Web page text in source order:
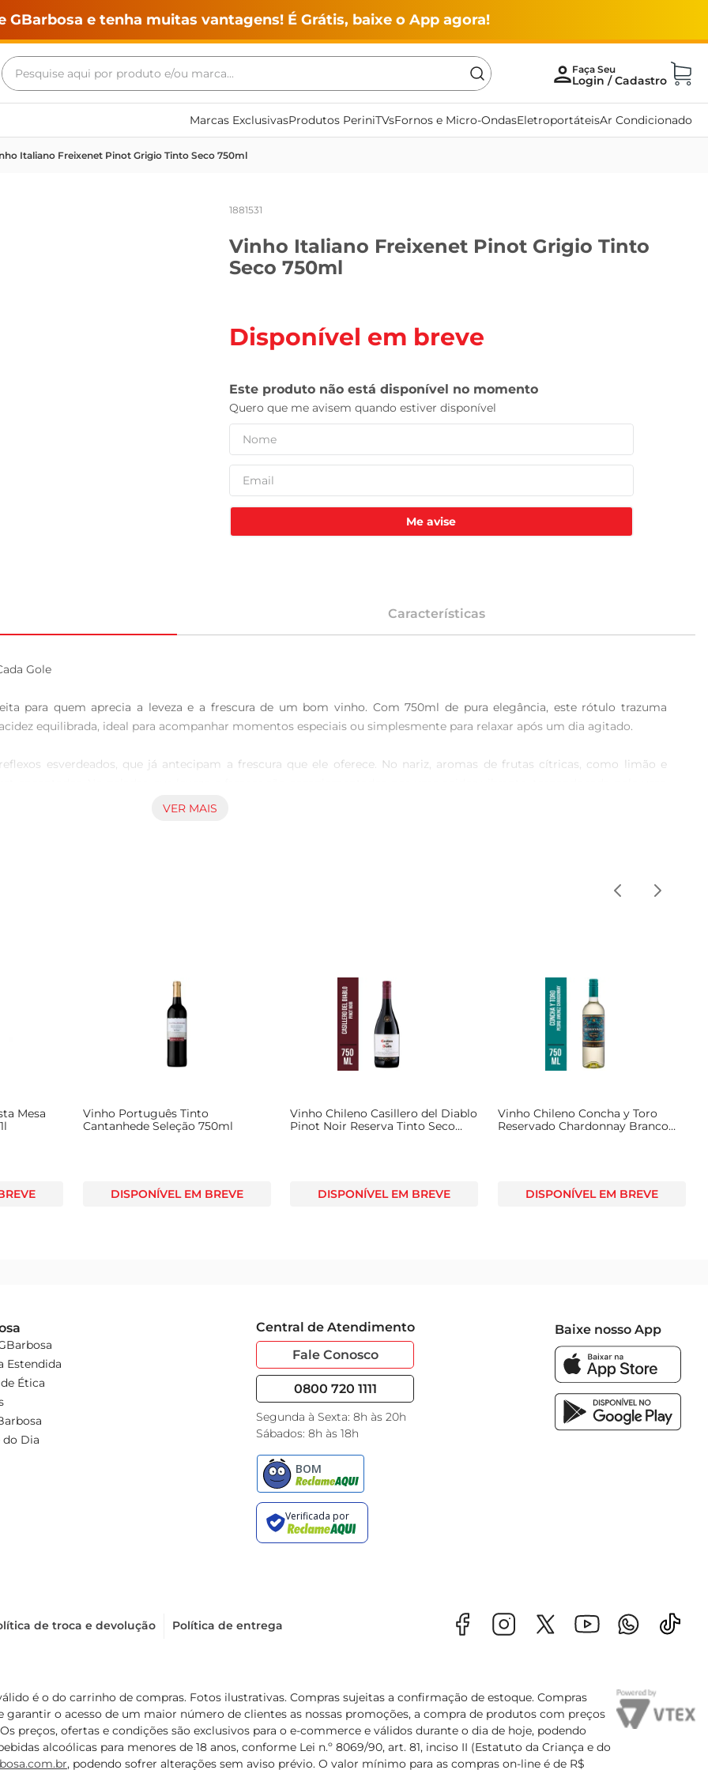
GBarbosa e tenha muitas vantagens! É Grátis, baixe o App agora!
Pesquise aqui por produto e/ou marca...
Marcas ExclusivasProdutos PeriniTVsFornos e Micro-OndasEletroportáteisAr Condicionado
Italiano Freixenet Pinot Grigio Tinto Seco 750ml
1881531
Vinho Italiano Freixenet Pinot Grigio Tinto
Seco 750ml
Disponível em breve
Me avise
Características
Gole
para quem aprecia a leveza e a frescura de um bom vinho. Com 750ml de pura elegância, este rótulo trazuma
equilibrada, ideal para acompanhar momentos especiais ou simplesmente para relaxar após um dia agitado.
esverdeados, que já antecipam a frescura que ele oferece. No nariz, aromas de frutas cítricas, como limão e
VER MAIS
Mesa
Vinho Português Tinto
Cantanhede Seleção 750ml
DISPONÍVEL EM BREVE
Vinho Chileno Casillero del Diablo
Pinot Noir Reserva Tinto Seco
DISPONÍVEL EM BREVE
Vinho Chileno Concha y Toro
Reservado Chardonnay Branco
DISPONÍVEL EM BREVE
Estendida
Ética
do Dia
Central de Atendimento
Fale Conosco
0800 720 1111
Segunda à Sexta: 8h às 20h
Sábados: 8h às 18h
Baixe nosso App
de troca e devolução Política de entrega
é o do carrinho de compras. Fotos ilustrativas. Compras sujeitas a confirmação de estoque. Compras
garantir o acesso de um maior número de clientes as nossas promoções, a compra de produtos com preços
preços, ofertas e condições são exclusivos para o e-commerce e válidos durante o dia de hoje, podendo
alcoólicas para menores de 18 anos, conforme Lei n.º 8069/90, art. 81, inciso II (Estatuto da Criança e do
, podendo sofrer alterações sem aviso prévio. O valor mínimo para as compras on-line é de R$
Termos mais buscados
maquina lavar